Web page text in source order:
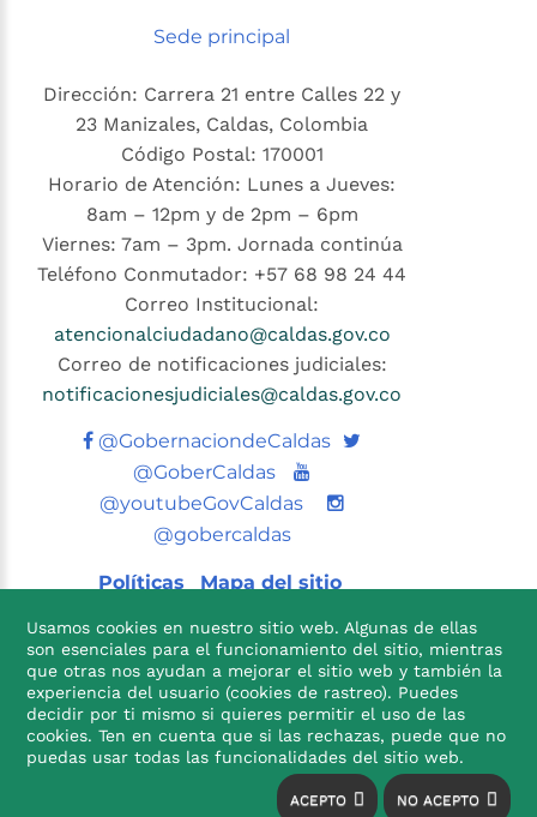
Sede principal
Dirección: Carrera 21 entre Calles 22 y
23 Manizales, Caldas, Colombia
Código Postal: 170001
Horario de Atención: Lunes a Jueves:
8am – 12pm y de 2pm – 6pm
Viernes: 7am – 3pm. Jornada continúa
Teléfono Conmutador: +57 68 98 24 44
Correo Institucional:
atencionalciudadano@caldas.gov.co
Correo de notificaciones judiciales:
notificacionesjudiciales@caldas.gov.co
@GobernaciondeCaldas Twitter
@GoberCaldas
Youtube
@youtubeGovCaldas
@gobercaldas
Políticas Mapa del sitio

Usamos cookies en nuestro sitio web. Algunas de ellas
son esenciales para el funcionamiento del sitio, mientras
que otras nos ayudan a mejorar el sitio web y también la
experiencia del usuario (cookies de rastreo). Puedes
decidir por ti mismo si quieres permitir el uso de las
cookies. Ten en cuenta que si las rechazas, puede que no
puedas usar todas las funcionalidades del sitio web.
ACEPTO NO ACEPTO